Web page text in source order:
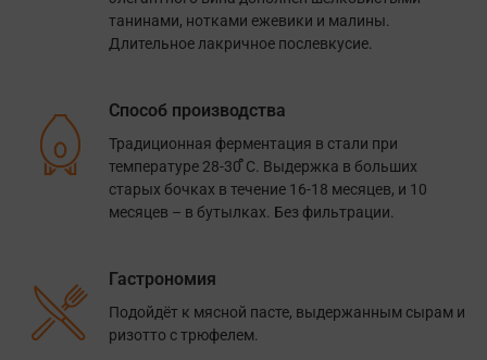
танинами, нотками ежевики и малины.
Длительное лакричное послевкусие.
Способ производства
Традиционная ферментация в стали при
температуре 28-30 ̊̊С. Выдержка в больших
старых бочках в течение 16-18 месяцев, и 10
месяцев – в бутылках. Без фильтрации.
Гастрономия
Подойдёт к мясной пасте, выдержанным сырам и
ризотто с трюфелем.